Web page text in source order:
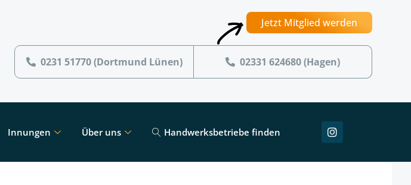
Jetzt Mitglied werden
0231 51770 (Dortmund Lünen) 02331 624680 (Hagen)
Innungen Über uns Handwerksbetriebe finden